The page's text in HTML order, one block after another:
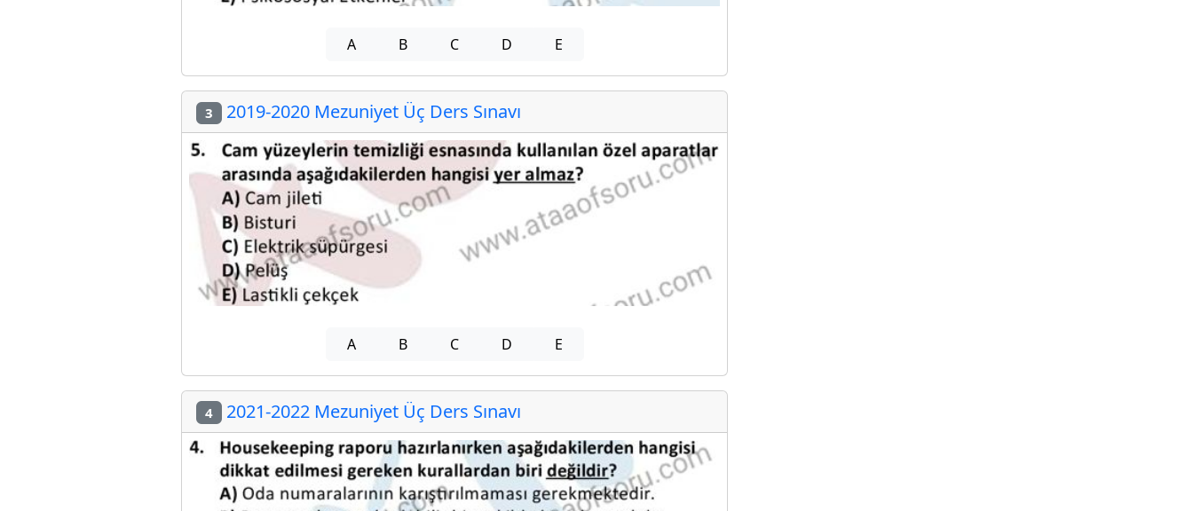
A B C D E
3 2019-2020 Mezuniyet Üç Ders Sınavı
A B C D E
4 2021-2022 Mezuniyet Üç Ders Sınavı